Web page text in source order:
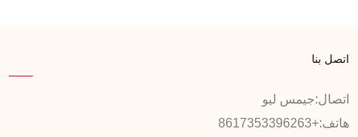
اتصل بنا
اتصال:جيمس ليو
هاتف:+8617353396263